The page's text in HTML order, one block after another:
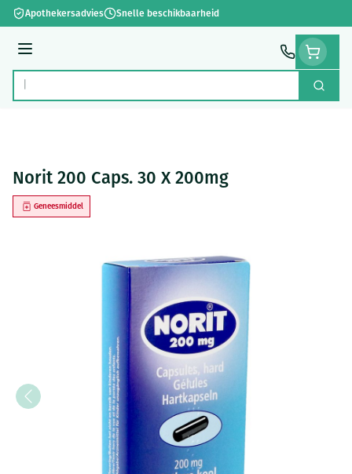
Ga naar de inhoud
Apothekersadvies Snelle beschikbaarheid
Menu
Product, merk, categorie... Zoek
Norit 200 Caps. 30 X 200mg
Geneesmiddel